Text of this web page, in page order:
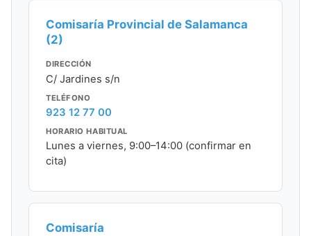
Comisaría Provincial de Salamanca
(2)
DIRECCIÓN
C/ Jardines s/n
TELÉFONO
923 12 77 00
HORARIO HABITUAL
Lunes a viernes, 9:00–14:00 (confirmar en
cita)
Comisaría